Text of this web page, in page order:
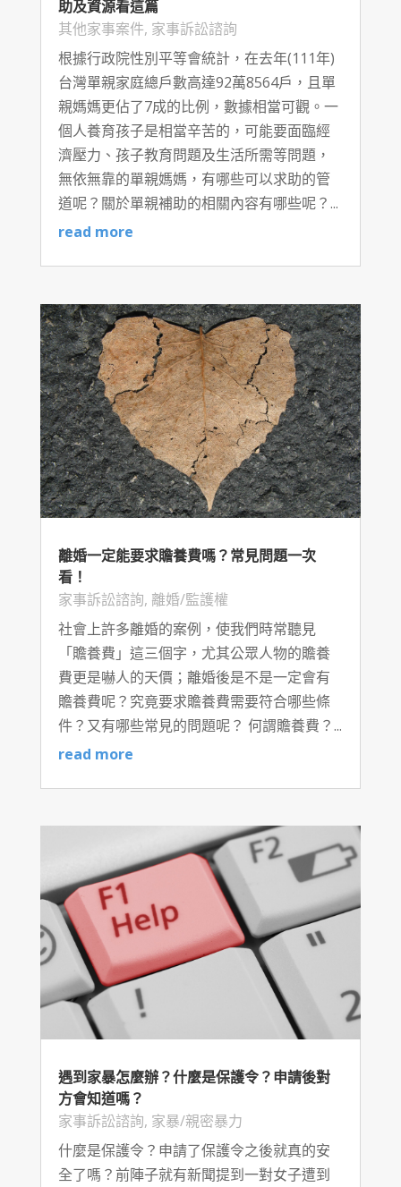
助及資源看這篇
其他家事案件, 家事訴訟諮詢
根據行政院性別平等會統計，在去年(111年)
台灣單親家庭總戶數高達92萬8564戶，且單
親媽媽更佔了7成的比例，數據相當可觀。一
個人養育孩子是相當辛苦的，可能要面臨經
濟壓力、孩子教育問題及生活所需等問題，
無依無靠的單親媽媽，有哪些可以求助的管
道呢？關於單親補助的相關內容有哪些呢？...
read more
離婚一定能要求贍養費嗎？常見問題一次
看！
家事訴訟諮詢, 離婚/監護權
社會上許多離婚的案例，使我們時常聽見
「贍養費」這三個字，尤其公眾人物的贍養
費更是嚇人的天價；離婚後是不是一定會有
贍養費呢？究竟要求贍養費需要符合哪些條
件？又有哪些常見的問題呢？ 何謂贍養費？...
read more
遇到家暴怎麼辦？什麼是保護令？申請後對
方會知道嗎？
家事訴訟諮詢, 家暴/親密暴力
什麼是保護令？申請了保護令之後就真的安
全了嗎？前陣子就有新聞提到一對女子遭到